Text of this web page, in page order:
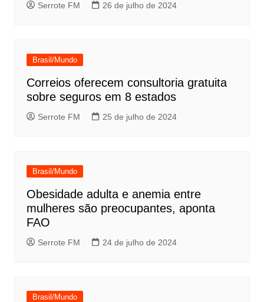
Serrote FM 26 de julho de 2024
Brasil/Mundo
Correios oferecem consultoria gratuita
sobre seguros em 8 estados
Serrote FM 25 de julho de 2024
Brasil/Mundo
Obesidade adulta e anemia entre
mulheres são preocupantes, aponta
FAO
Serrote FM 24 de julho de 2024
Brasil/Mundo